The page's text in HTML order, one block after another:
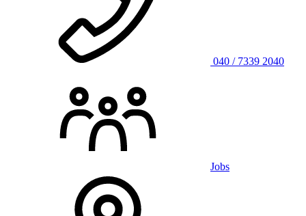
040 / 7339 2040
Jobs